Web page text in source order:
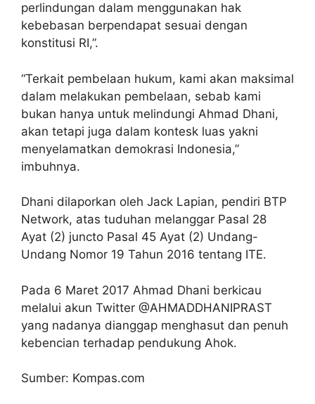
perlindungan dalam menggunakan hak
kebebasan berpendapat sesuai dengan
konstitusi RI,”.
“Terkait pembelaan hukum, kami akan maksimal
dalam melakukan pembelaan, sebab kami
bukan hanya untuk melindungi Ahmad Dhani,
akan tetapi juga dalam kontesk luas yakni
menyelamatkan demokrasi Indonesia,”
imbuhnya.
Dhani dilaporkan oleh Jack Lapian, pendiri BTP
Network, atas tuduhan melanggar Pasal 28
Ayat (2) juncto Pasal 45 Ayat (2) Undang-
Undang Nomor 19 Tahun 2016 tentang ITE.
Pada 6 Maret 2017 Ahmad Dhani berkicau
melalui akun Twitter @AHMADDHANIPRAST
yang nadanya dianggap menghasut dan penuh
kebencian terhadap pendukung Ahok.
Sumber: Kompas.com